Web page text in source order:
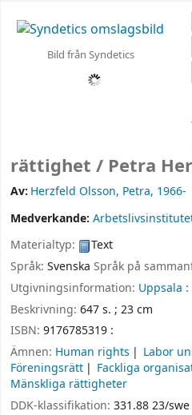
Bild från Syndetics
rättighet / Petra
Av: Herzfeld Olsson, Petra, 1966-
Medverkande:
Materialtyp:
Text
Språk: Svenska Språk på
Utgivningsinformation: Uppsala :
Beskrivning: 647 s. ; 23 cm
ISBN: 9176785319 :
Ämnen: Human rights Labor
Föreningsrätt
Fackliga
Mänskliga rättigheter
DDK-klassifikation: 331.88 23/swe